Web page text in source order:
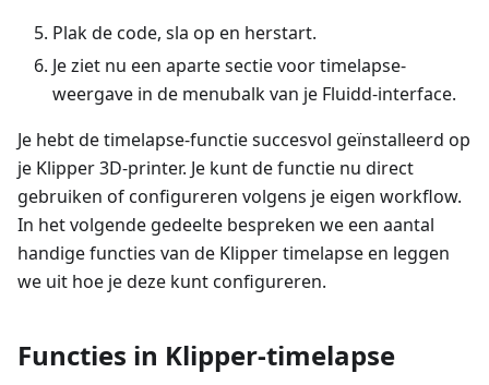
Plak de code, sla op en herstart.
Je ziet nu een aparte sectie voor timelapse-
weergave in de menubalk van je Fluidd-interface.
Je hebt de timelapse-functie succesvol geïnstalleerd op
je Klipper 3D-printer. Je kunt de functie nu direct
gebruiken of configureren volgens je eigen workflow.
In het volgende gedeelte bespreken we een aantal
handige functies van de Klipper timelapse en leggen
we uit hoe je deze kunt configureren.
Functies in Klipper-timelapse